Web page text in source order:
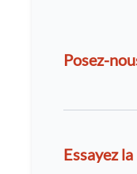
Posez-
Essayez